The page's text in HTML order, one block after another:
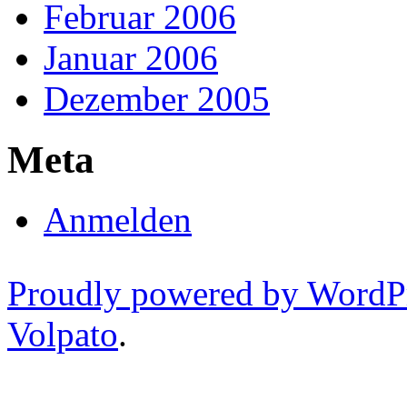
Februar 2006
Januar 2006
Dezember 2005
Meta
Anmelden
Proudly powered by
Volpato.